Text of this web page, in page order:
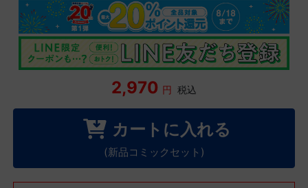
2,970 円 税込
カートに入れる
(新品コミックセット)